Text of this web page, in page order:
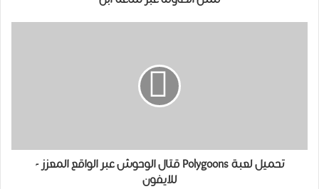
تحميل لعبة Polygoons قتال الوحوش عبر الواقع المعزز -
للايفون